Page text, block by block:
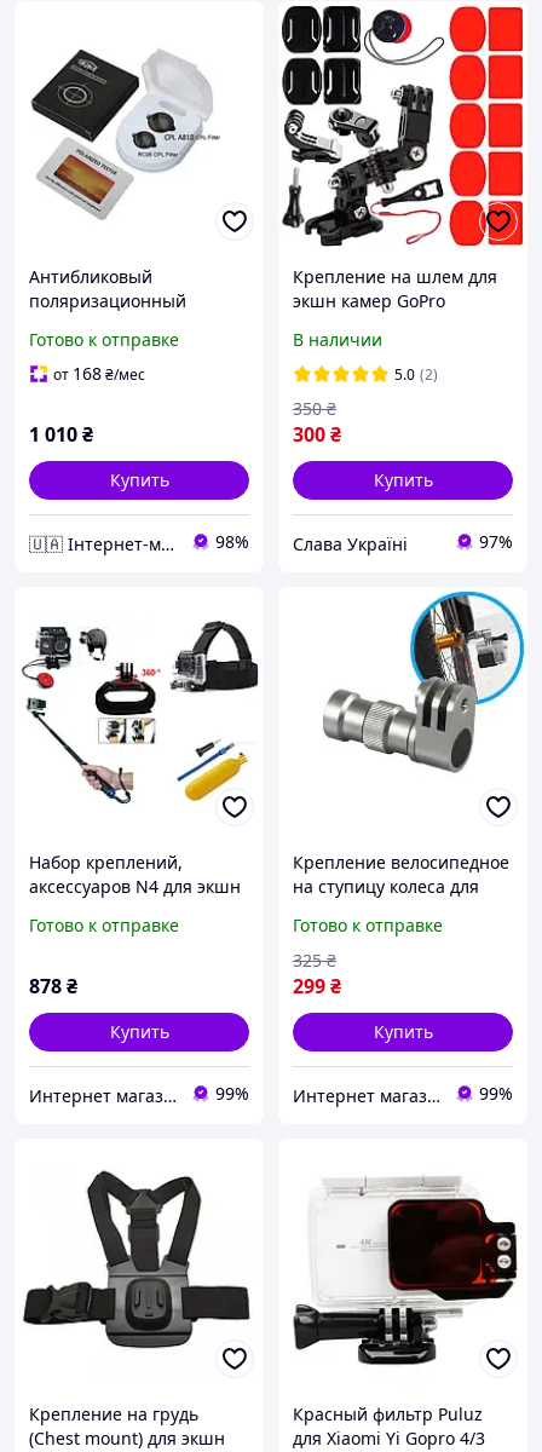
Антибликовый
поляризационный
задней камеры RC11 /
RC6 (360° регулировку,
Готово к отправке
от 168₴/мес
1 010₴
Купить
🇺🇦 Інтернет-магазин "VM24" - Відправлення товарів в день замовлення. 98%
Крепление на шлем для
экшн камер GoPro
В наличии
5.0 (2)
300₴
350 ₴
Купить
Слава Україні 97%
Набор креплений,
аксессуаров N4 для экшн
Xiaomi, Atrix, Airon, EKEN
Готово к отправке
878₴
Купить
Интернет магазин PRIMO 99%
Крепление велосипедное
на ступицу колеса для
Xiaomi, Eken, Geekam
Готово к отправке
299₴
325 ₴
Купить
Интернет магазин PRIMO 99%
Крепление на грудь
(Chest mount) для экшн
Красный фильтр Puluz
для Xiaomi Yi Gopro 4/3